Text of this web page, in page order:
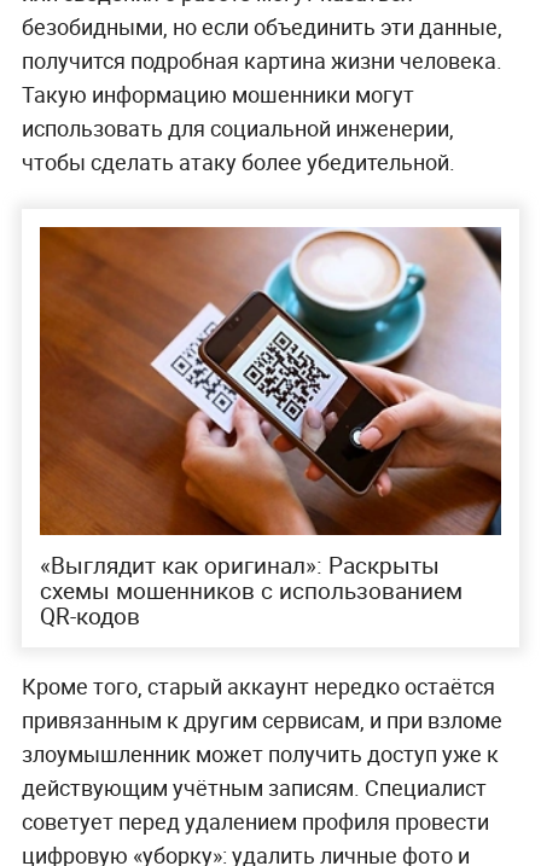
безобидными, но если объединить эти данные,
получится подробная картина жизни человека.
Такую информацию мошенники могут
использовать для социальной инженерии,
чтобы сделать атаку более убедительной.
«Выглядит как оригинал»: Раскрыты
схемы мошенников с использованием
QR-кодов
Кроме того, старый аккаунт нередко остаётся
привязанным к другим сервисам, и при взломе
злоумышленник может получить доступ уже к
действующим учётным записям. Специалист
советует перед удалением профиля провести
цифровую «уборку»: удалить личные фото и